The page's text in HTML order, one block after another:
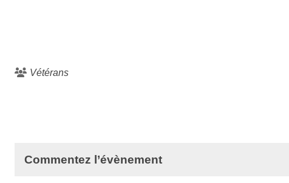
Vétérans
Commentez l’évènement